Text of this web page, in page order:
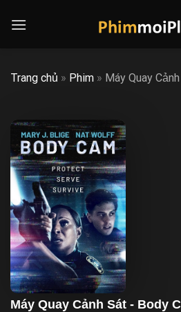
Trang chủ » Phim » Máy Quay
Máy Quay Cảnh Sát - Body